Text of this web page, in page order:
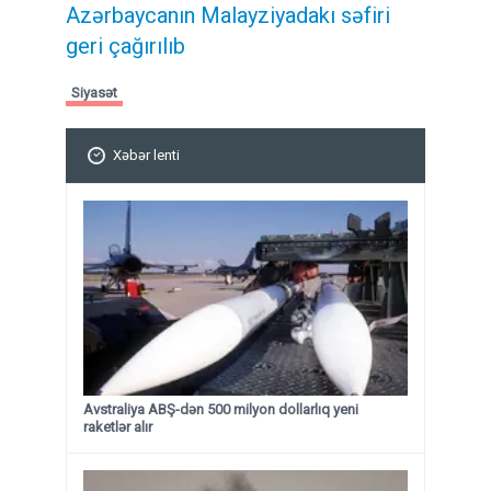
Azərbaycanın Malayziyadakı səfiri
geri çağırılıb
Siyasət
Xəbər lenti
Avstraliya ABŞ-dən 500 milyon dollarlıq yeni
raketlər alır